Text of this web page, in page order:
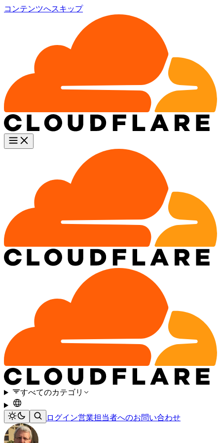
コンテンツへスキップ
すべてのカテゴリ
ログイン営業担当者へのお問い合わせ